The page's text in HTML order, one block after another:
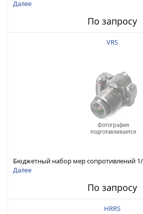
Далее
По запросу
VRS
Бюджетный набор мер сопротивлений
MΩ, 1/10/100 GΩ
Далее
По запросу
HRRS